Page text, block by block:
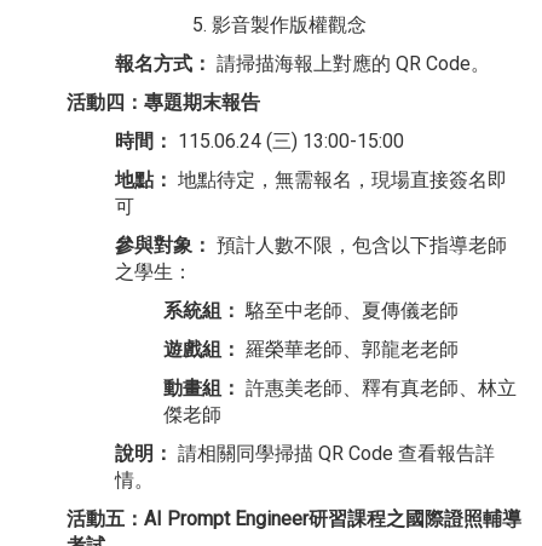
影音製作版權觀念
報名方式： 請掃描海報上對應的 QR Code。
活動四：專題期末報告
時間： 115.06.24 (三) 13:00-15:00
地點： 地點待定，無需報名，現場直接簽名即
可
參與對象： 預計人數不限，包含以下指導老師
之學生：
系統組： 駱至中老師、夏傳儀老師
遊戲組： 羅榮華老師、郭龍老老師
動畫組： 許惠美老師、釋有真老師、林立
傑老師
說明： 請相關同學掃描 QR Code 查看報告詳
情。
活動五：AI Prompt Engineer研習課程之國際證照輔導